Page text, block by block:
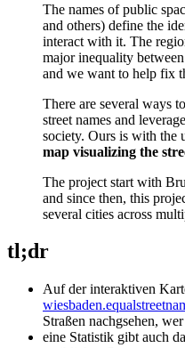
The names of public
and others) define the
interact with it. The
major inequality
and we want to help fix
There are several ways
street names and
society. Ours is with the
map visualizing the
The project start with
and since then, this
several cities across
tl;dr
Auf der interaktiven
Straßen nachgsehen,
eine Statistik gibt auch